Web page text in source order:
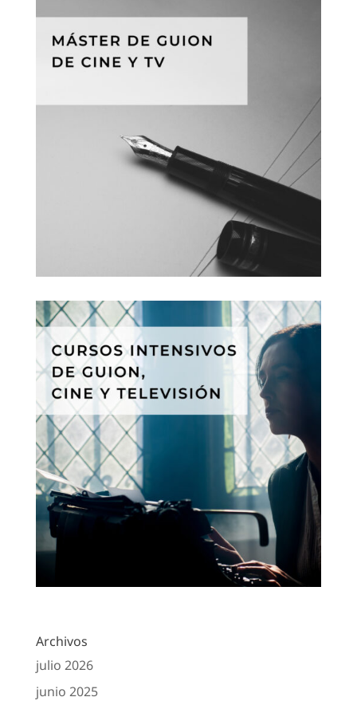
Archivos
julio 2026
junio 2025